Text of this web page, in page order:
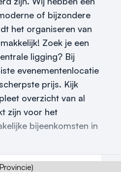
of bijzondere
het organiseren van
Zoek je een
ligging? Bij
evenementenlocatie
prijs. Kijk
overzicht van al
zijn voor het
bijeenkomsten in